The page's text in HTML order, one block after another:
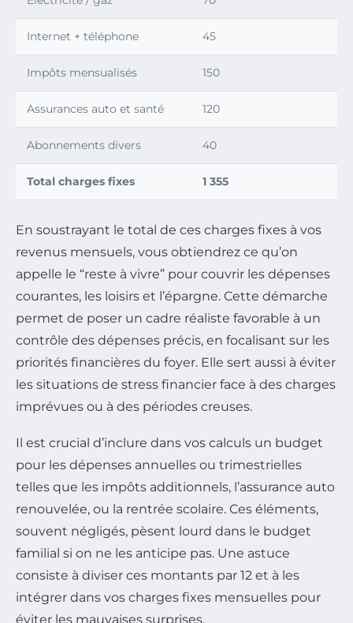
Internet + téléphone 45
Impôts mensualisés 150
Assurances auto et santé 120
Abonnements divers 40
Total charges fixes 1 355
En soustrayant le total de ces charges fixes à vos
revenus mensuels, vous obtiendrez ce qu’on
appelle le “reste à vivre” pour couvrir les dépenses
courantes, les loisirs et l’épargne. Cette démarche
permet de poser un cadre réaliste favorable à un
contrôle des dépenses précis, en focalisant sur les
priorités financières du foyer. Elle sert aussi à éviter
les situations de stress financier face à des charges
imprévues ou à des périodes creuses.
Il est crucial d’inclure dans vos calculs un budget
pour les dépenses annuelles ou trimestrielles
telles que les impôts additionnels, l’assurance auto
renouvelée, ou la rentrée scolaire. Ces éléments,
souvent négligés, pèsent lourd dans le budget
familial si on ne les anticipe pas. Une astuce
consiste à diviser ces montants par 12 et à les
intégrer dans vos charges fixes mensuelles pour
éviter les mauvaises surprises.